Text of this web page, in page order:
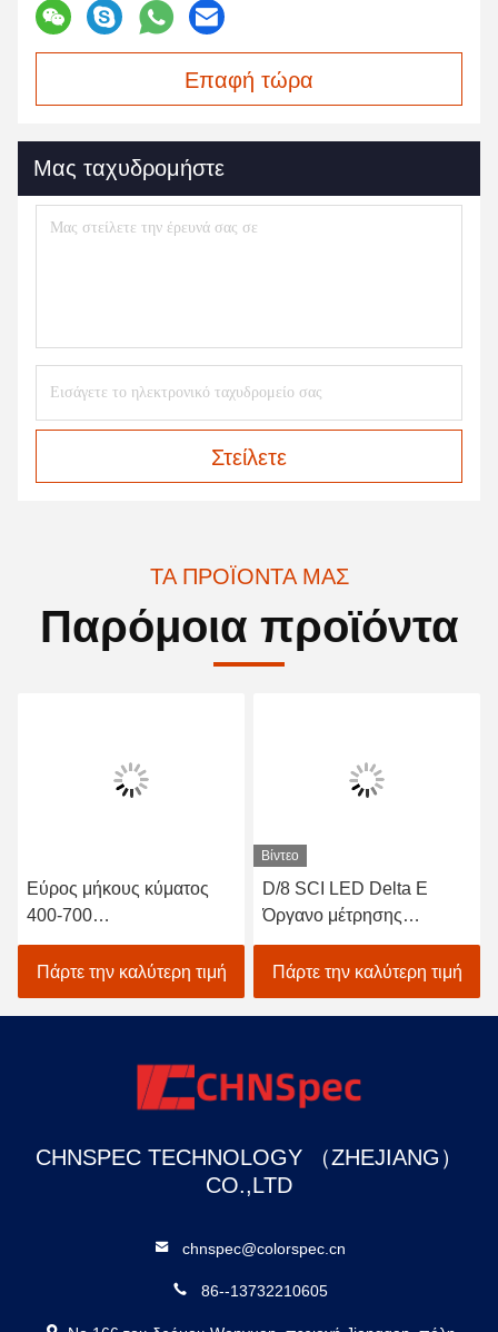
Επαφή τώρα
Μας ταχυδρομήστε
Στείλετε
ΤΑ ΠΡΟΪΌΝΤΑ ΜΑΣ
Παρόμοια προϊόντα
Εύρος μήκους κύματος
400-700
Φασματοφωτόμετρο
διαπερατότητας πάγκου
για μέτρηση χρώματος με
Πάρτε την καλύτερη τιμή
Βίντεο
D/8 SCI LED Delta E
Όργανο μέτρησης
χρώματος Auto
Calibration Colormeter
Precision Colormeter
Πάρτε την καλύτερη τιμή
CHNSPEC TECHNOLOGY （ZHEJIANG）
CO.,LTD
chnspec@colorspec.cn
86--13732210605